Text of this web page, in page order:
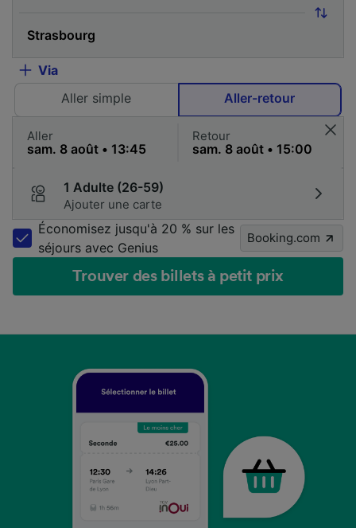
Via
Aller simple
Aller-retour
Aller Retour
1 Adulte (26-59)
Ajouter une carte
Économisez jusqu'à 20 % sur les
séjours avec Genius
Booking.com
Trouver des billets à petit prix